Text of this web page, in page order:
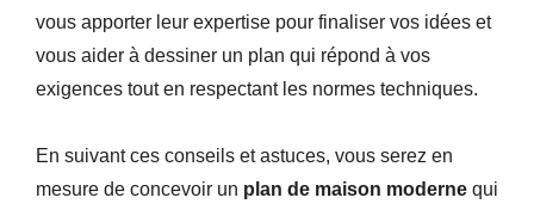
vous apporter leur expertise pour finaliser vos idées et
vous aider à dessiner un plan qui répond à vos
exigences tout en respectant les normes techniques.
En suivant ces conseils et astuces, vous serez en
mesure de concevoir un plan de maison moderne qui